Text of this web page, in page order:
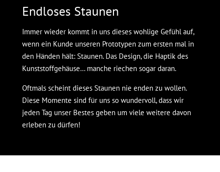
Endloses Staunen
Immer wieder kommt in uns dieses wohlige Gefühl auf,
wenn ein Kunde unseren Prototypen zum ersten mal in
den Händen hält: Staunen. Das Design, die Haptik des
Kunststoffgehäuse… manche riechen sogar daran.
Oftmals scheint dieses Staunen nie enden zu wollen.
Diese Momente sind für uns so wundervoll, dass wir
jeden Tag unser Bestes geben um viele weitere davon
erleben zu dürfen!